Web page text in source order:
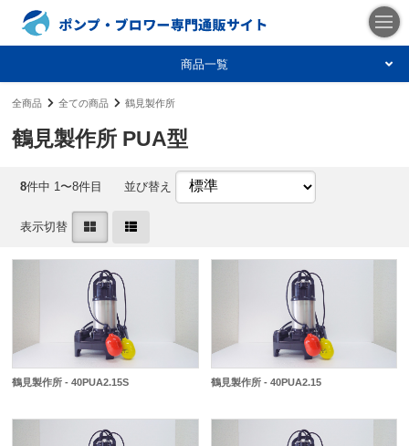
商品一覧
全商品 全ての商品 鶴見製作所
鶴見製作所 PUA型
8件中 1〜8件目 並び替え
表示切替
鶴見製作所 - 40PUA2.15S 鶴見製作所 - 40PUA2.15